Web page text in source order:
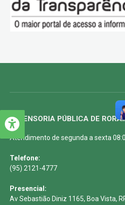
DEFENSORIA PÚBLICA DE
Atendimento de segunda a sexta
Telefone:
(95) 2121-4777
Presencial:
Av Sebastião Diniz 1165, Boa Vista,